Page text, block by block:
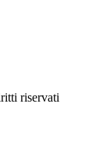
riservati